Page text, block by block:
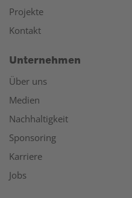
Projekte
Kontakt
Unternehmen
Über uns
Medien
Nachhaltigkeit
Sponsoring
Karriere
Jobs